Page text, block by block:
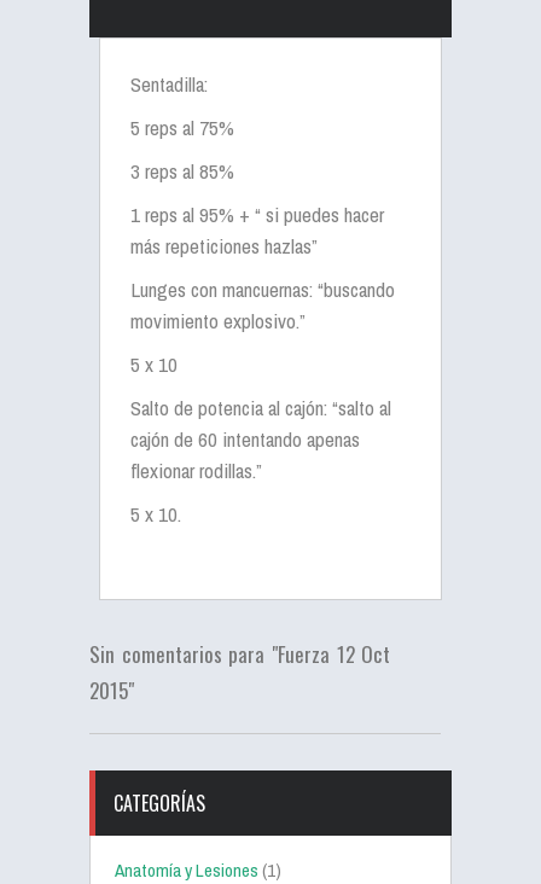
Sentadilla:
5 reps al 75%
3 reps al 85%
1 reps al 95% + “ si puedes hacer
más repeticiones hazlas”
Lunges con mancuernas: “buscando
movimiento explosivo.”
5 x 10
Salto de potencia al cajón: “salto al
cajón de 60 intentando apenas
flexionar rodillas.”
5 x 10.
Sin comentarios para "Fuerza 12 Oct
2015"
CATEGORÍAS
Anatomía y Lesiones(1)